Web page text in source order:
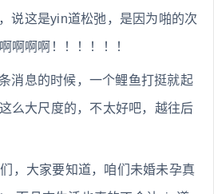
说这是yin道松弛，是因为啪的次
啊啊啊！！！！！！
消息的时候，一个鲤鱼打挺就起
么大尺度的，不太好吧，越往后
，大家要知道，咱们未婚未孕真